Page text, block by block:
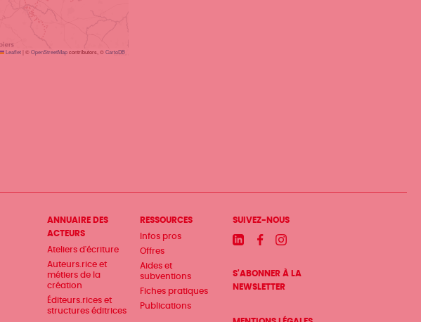
Leaflet| ©OpenStreetMapcontributors, ©CartoDB
ANNUAIRE DES
ACTEURS
Ateliers d'écriture
Auteurs.rice et
métiers de la
création
Éditeurs.rices et
structures éditrices
RESSOURCES
Infos pros
Offres
Aides et
subventions
Fiches pratiques
Publications
SUIVEZ-NOUS
LinkedinFacebookInstagram
S'ABONNER À LA
NEWSLETTER